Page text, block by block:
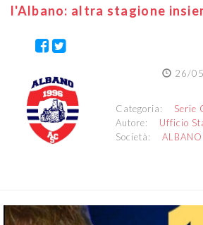
l'Albano: altra stagione
26/
Categoria: Serie
Autore: Ufficio
Società:ALBANO